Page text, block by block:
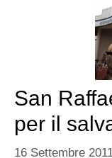
San
per il
16 Settembre